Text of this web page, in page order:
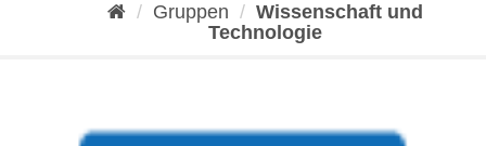
Gruppen
Wissenschaft und
Technologie